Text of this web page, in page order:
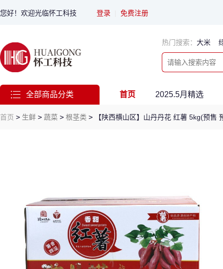
您好！欢迎光临怀工科技 登录 免费注册
热门搜索： 大米
全部商品分类 首页 2025.5月精选
首页 > 生鲜 > 蔬菜 > 根茎类 > 【陕西横山区】山丹丹花 红薯 5kg(预售